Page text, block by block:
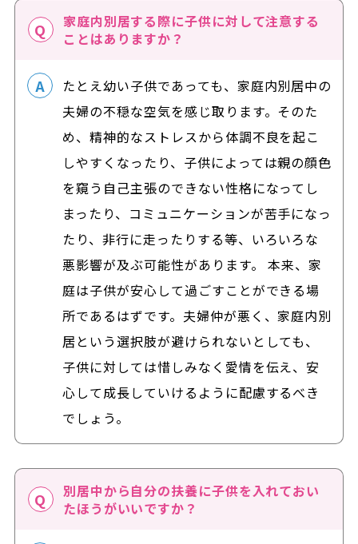
家庭内別居する際に子供に対して注意する
ことはありますか？
たとえ幼い子供であっても、家庭内別居中の
夫婦の不穏な空気を感じ取ります。そのた
め、精神的なストレスから体調不良を起こ
しやすくなったり、子供によっては親の顔色
を窺う自己主張のできない性格になってし
まったり、コミュニケーションが苦手になっ
たり、非行に走ったりする等、いろいろな
悪影響が及ぶ可能性があります。 本来、家
庭は子供が安心して過ごすことができる場
所であるはずです。夫婦仲が悪く、家庭内別
居という選択肢が避けられないとしても、
子供に対しては惜しみなく愛情を伝え、安
心して成長していけるように配慮するべき
でしょう。
別居中から自分の扶養に子供を入れておい
たほうがいいですか？